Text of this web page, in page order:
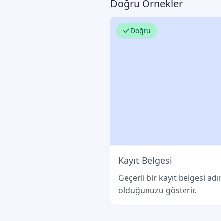
Doğru Örnekler
Doğru
Kayıt Belgesi
Geçerli bir kayıt belgesi
olduğunuzu gösterir.